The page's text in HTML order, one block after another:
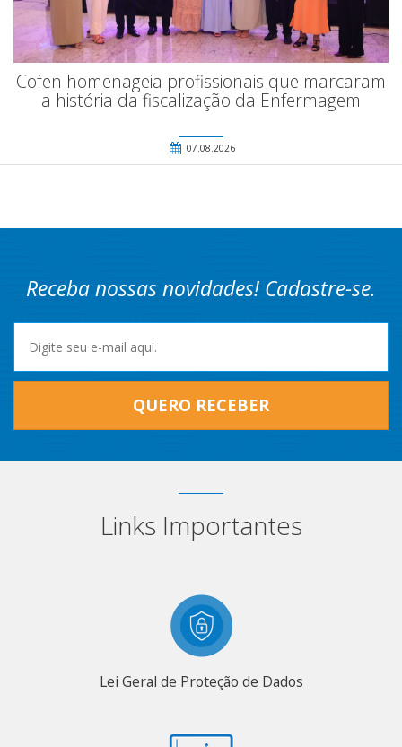
Cofen homenageia profissionais que marcaram
a história da fiscalização da Enfermagem
07.08.2026
Receba nossas novidades! Cadastre-se.
QUERO RECEBER
Links Importantes
Lei Geral de Proteção de Dados